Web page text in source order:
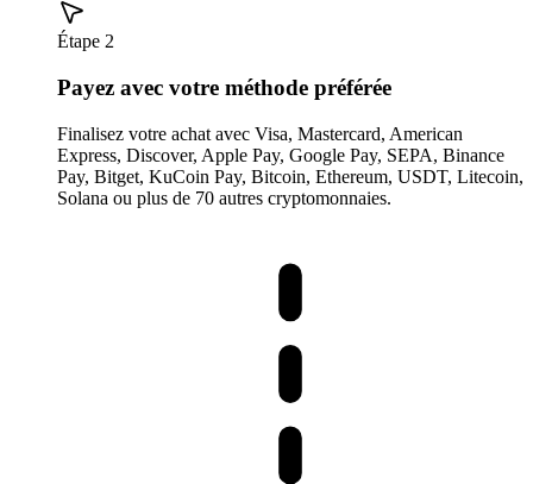
Étape 2
Payez avec votre méthode préférée
Finalisez votre achat avec Visa, Mastercard, American
Express, Discover, Apple Pay, Google Pay, SEPA, Binance
Pay, Bitget, KuCoin Pay, Bitcoin, Ethereum, USDT, Litecoin,
Solana ou plus de 70 autres cryptomonnaies.